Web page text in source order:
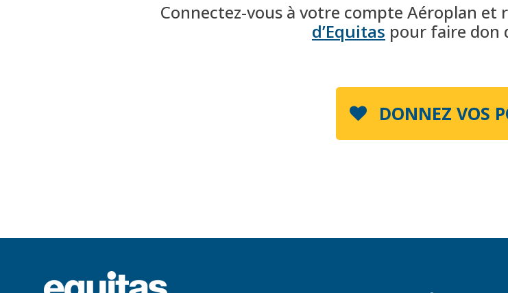
Connectez-vousà votre compte Aéroplan et
d’Equitas pour faire don
‎DONNEZ VOS